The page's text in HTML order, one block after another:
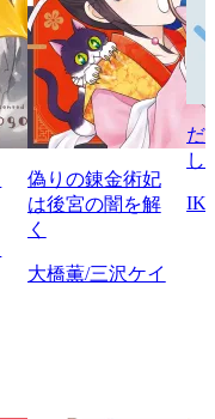
偽りの錬金術妃
は後宮の闇を解
く
大橋薫/三沢ケイ
だ
し